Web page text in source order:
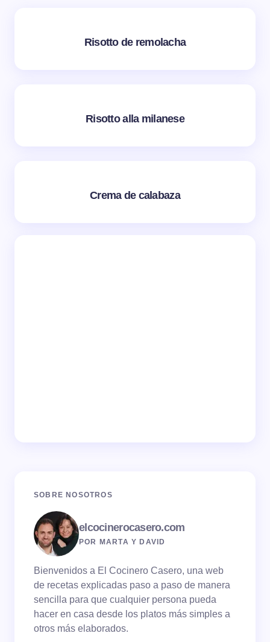
Risotto de remolacha
Risotto alla milanese
Crema de calabaza
SOBRE NOSOTROS
elcocinerocasero.com
POR MARTA Y DAVID
Bienvenidos a El Cocinero Casero, una web
de recetas explicadas paso a paso de manera
sencilla para que cualquier persona pueda
hacer en casa desde los platos más simples a
otros más elaborados.